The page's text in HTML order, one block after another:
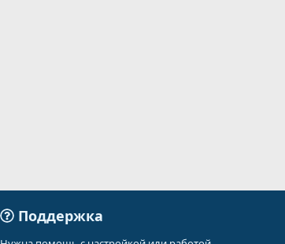
Поддержка